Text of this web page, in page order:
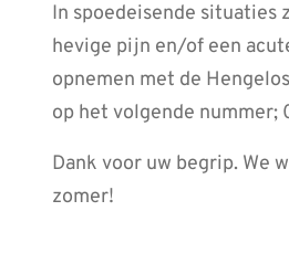
In spoedeisende situaties
hevige pijn en/of een
opnemen met de
op het volgende
Dank voor uw begrip. We
zomer!